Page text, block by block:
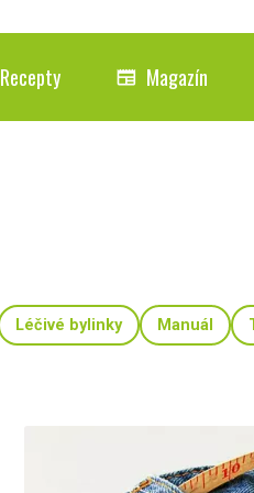
Recepty newspaper Magazín
Léčivé bylinky Manuál